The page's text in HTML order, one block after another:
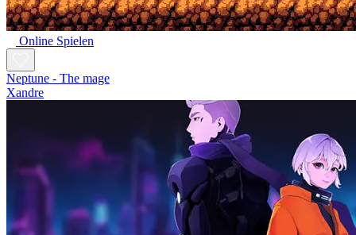
Online Spielen
Neptune - The mage
Xandre